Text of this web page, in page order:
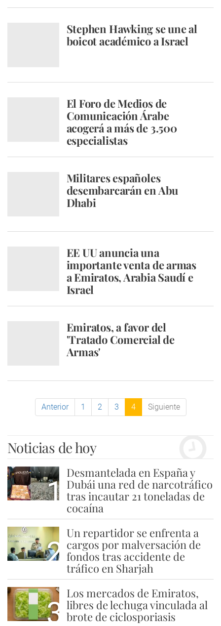
Stephen Hawking se une al
boicot académico a Israel
El Foro de Medios de
Comunicación Árabe
acogerá a más de 3.500
especialistas
Militares españoles
desembarcarán en Abu
Dhabi
EE UU anuncia una
importante venta de armas
a Emiratos, Arabia Saudí e
Israel
Emiratos, a favor del
'Tratado Comercial de
Armas'
Anterior 1 2 3 4 Siguiente
Noticias de hoy
1
Desmantelada en España y
Dubái una red de narcotráfico
tras incautar 21 toneladas de
cocaína
2
Un repartidor se enfrenta a
cargos por malversación de
fondos tras accidente de
tráfico en Sharjah
3
Los mercados de Emiratos,
libres de lechuga vinculada al
brote de ciclosporiasis